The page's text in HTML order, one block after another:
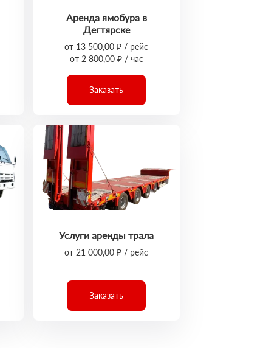
Аренда ямобура в
Дегтярске
от 13 500,00 ₽ / рейс
от 2 800,00 ₽ / час
Заказать
Услуги аренды трала
от 21 000,00 ₽ / рейс
Заказать